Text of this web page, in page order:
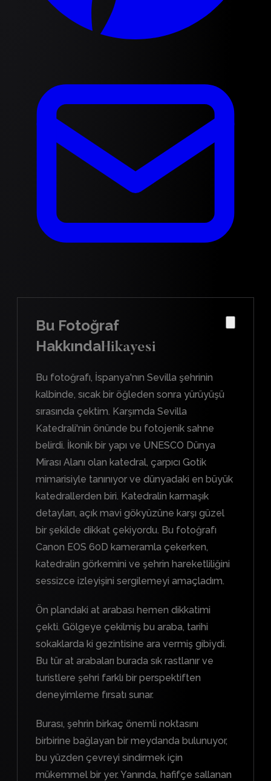
Bu Fotoğraf
HakkındaHikayesi
Bu fotoğrafı, İspanya'nın Sevilla şehrinin
kalbinde, sıcak bir öğleden sonra yürüyüşü
sırasında çektim. Karşımda Sevilla
Katedrali'nin önünde bu fotojenik sahne
belirdi. İkonik bir yapı ve UNESCO Dünya
Mirası Alanı olan katedral, çarpıcı Gotik
mimarisiyle tanınıyor ve dünyadaki en büyük
katedrallerden biri. Katedralin karmaşık
detayları, açık mavi gökyüzüne karşı güzel
bir şekilde dikkat çekiyordu. Bu fotoğrafı
Canon EOS 60D kameramla çekerken,
katedralin görkemini ve şehrin hareketliliğini
sessizce izleyişini sergilemeyi amaçladım.
Ön plandaki at arabası hemen dikkatimi
çekti. Gölgeye çekilmiş bu araba, tarihi
sokaklarda ki gezintisine ara vermiş gibiydi.
Bu tür at arabaları burada sık rastlanır ve
turistlere şehri farklı bir perspektiften
deneyimleme fırsatı sunar.
Burası, şehrin birkaç önemli noktasını
birbirine bağlayan bir meydanda bulunuyor,
bu yüzden çevreyi sindirmek için
mükemmel bir yer. Yanında, hafifçe sallanan